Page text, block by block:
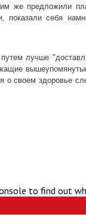
же предложили
показали себя
лучше
своем здоровье
to find out